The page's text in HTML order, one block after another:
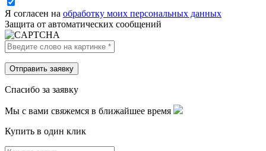
Я согласен на обработку моих персональных данных
Защита от автоматических сообщений
Спасибо за заявку
Мы с вами свяжемся в ближайшее время
Купить в один клик